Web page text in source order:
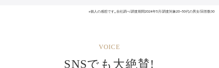
※個人の感想です｡自社調べ/調査期間2024年5月/調査対象20~50代の男女/回答数30
VOICE
SNSでも大絶賛!